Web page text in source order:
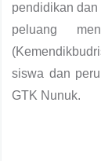
pendidikan
peluang
siswa dan
GTK Nunuk.